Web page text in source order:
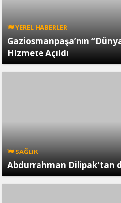
YEREL HABERLER
Gaziosmanpaşa’nın
Hizmete Açıldı
SAĞLIK
Abdurrahman Dilipak'tan